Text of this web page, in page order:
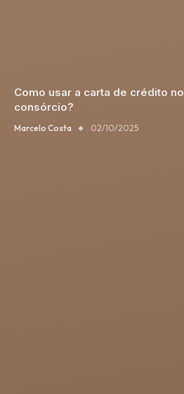
Como usar a carta de crédito no
consórcio?
Marcelo Costa 02/10/2025